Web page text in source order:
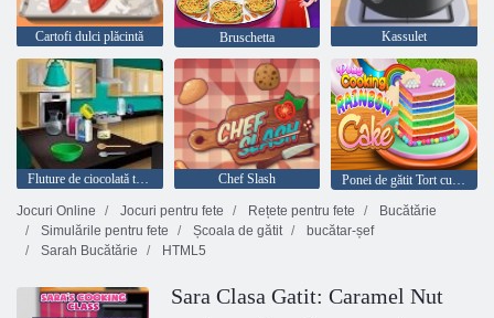
Cartofi dulci plăcintă Bruschetta Kassulet
Chef Slash
Ponei de gătit Tort curcubeu
Jocuri Online
Jocuri pentru fete Rețete pentru fete
Bucătărie
Simulările pentru fete
Școala de gătit
bucătar-șef
Sarah Bucătărie
HTML5
Sara Clasa Gatit: Caramel Nut